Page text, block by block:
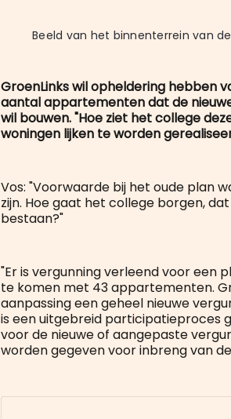
Beeld van het binnenterrein van
GroenLinks wil opheldering hebben
aantal appartementen dat de
wil bouwen. "Hoe ziet het college
woningen lijken te worden
Vos: "Voorwaarde bij het oude plan
zijn. Hoe gaat het college borgen,
bestaan?"
"Er is vergunning verleend voor een
te komen met 43 appartementen.
aanpassing een geheel nieuwe
is een uitgebreid participatieproces
voor de nieuwe of aangepaste
worden gegeven voor inbreng van